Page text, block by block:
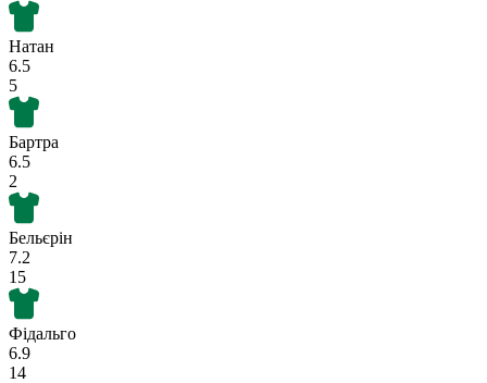
Натан
6.5
5
Бартра
6.5
2
Бельєрін
7.2
15
Фідальго
6.9
14